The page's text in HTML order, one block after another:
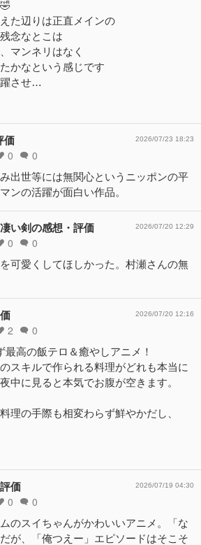
た辺りは正直メインの
念なとこは
マンネリはなく
かなという感じです
させ…
価
0 0
2026/07/23 18:23
出世等には無関心というニッポンの平
ンの活躍が面白い作品。
い剣の感想・評価
0 0
2026/07/20 12:29
可愛くしてほしかった。村瀬さんの無
2 0
2026/07/20 12:16
最高の飯テロ＆癒やしアニメ！
スキルで作られる料理がどれも本当に
中に見ると本気でお腹が空きます。
理の手際も相変わらず鮮やかだし、
価
0 0
2026/07/19 04:30
のスイちゃんがかわいいアニメ。「な
が、「俺つえー」エピソードはそこそ